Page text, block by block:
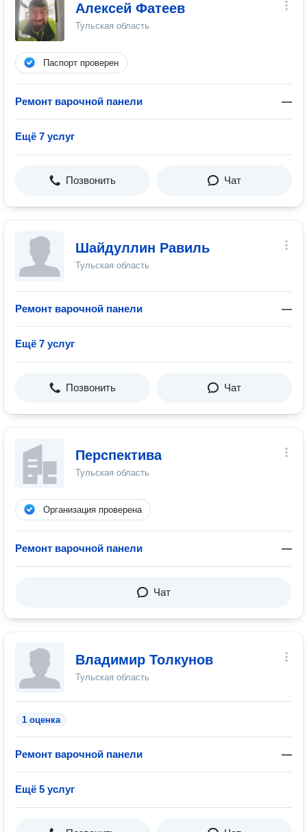
Алексей Фатеев
Тульская область
Паспорт проверен
Ремонт варочной панели —
Ещё 7 услуг
Позвонить Чат
Шайдуллин Равиль
Тульская область
Ремонт варочной панели —
Ещё 7 услуг
Позвонить Чат
Перспектива
Тульская область
Организация проверена
Ремонт варочной панели —
Чат
Владимир Толкунов
Тульская область
1 оценка
Ремонт варочной панели —
Ещё 5 услуг